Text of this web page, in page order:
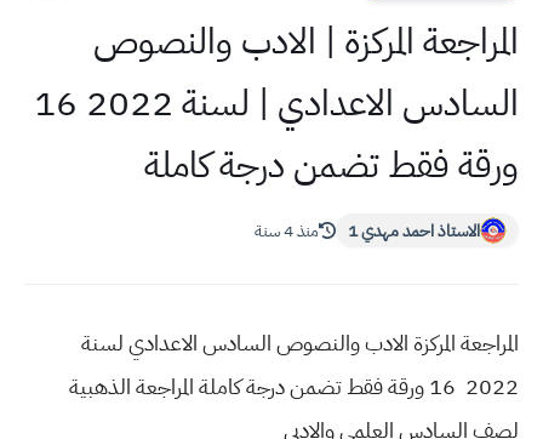
المراجعة المركزة | الادب والنصوص
السادس الاعدادي | لسنة 2022 16
ورقة فقط تضمن درجة كاملة
الاستاذ احمد مهدي 1 منذ 4 سنة
المراجعة المركزة الادب والنصوص السادس الاعدادي لسنة
2022 16 ورقة فقط تضمن درجة كاملة المراجعة الذهبية
لصف السادس العلمي والادبي